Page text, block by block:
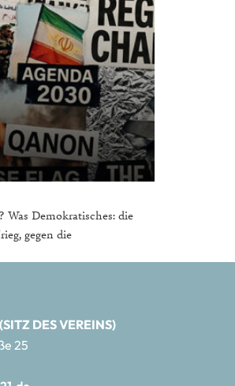
Was Demokratisches: die
gegen die
DES VEREINS)
25